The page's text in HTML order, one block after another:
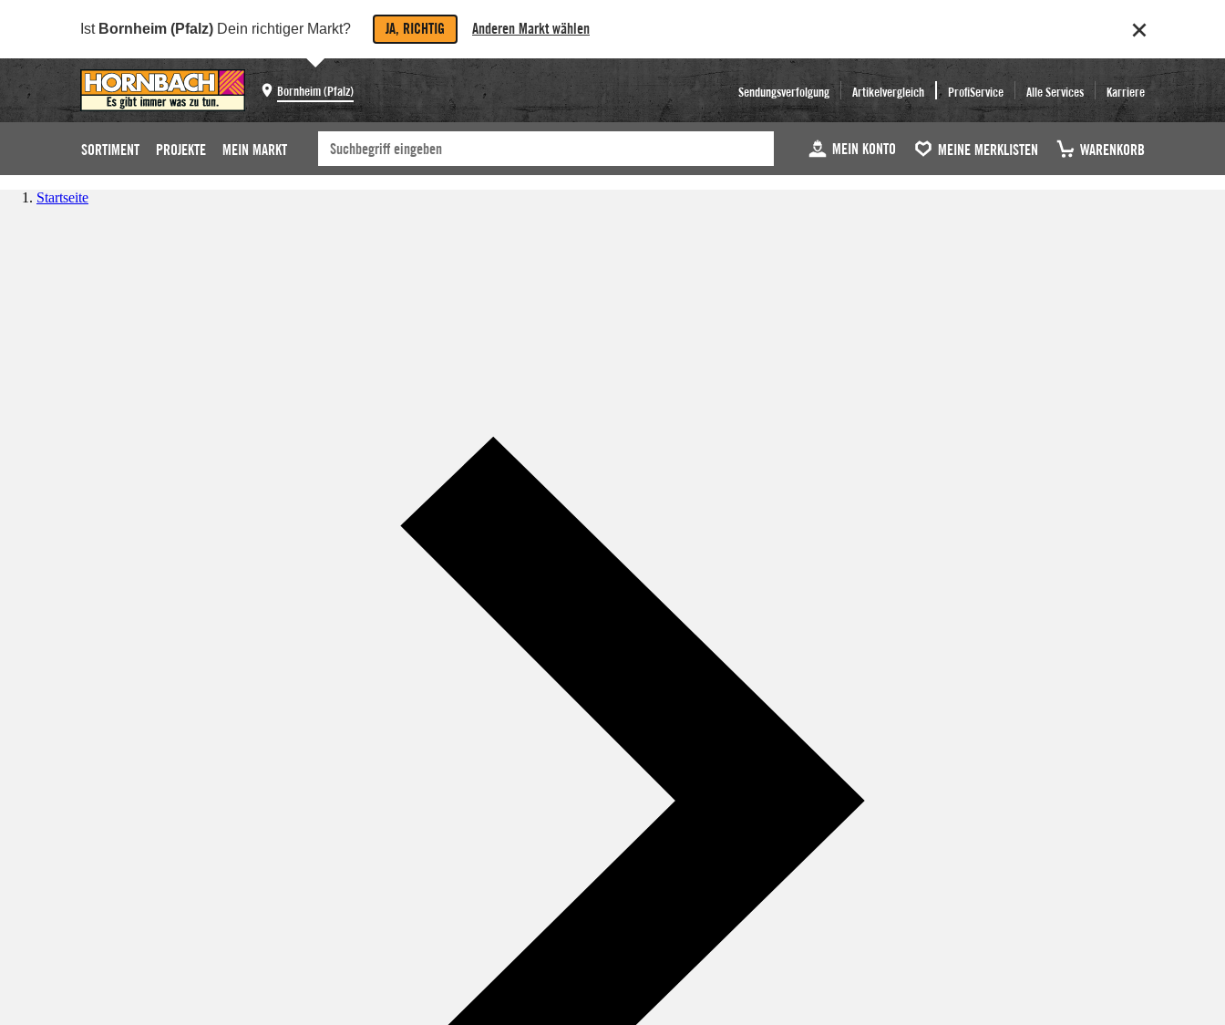
Ist Bornheim (Pfalz) Dein richtiger Markt? JA, RICHTIG Anderen Markt wählen
Bornheim (Pfalz) Sendungsverfolgung Artikelvergleich ProfiService Alle Services Karriere
SORTIMENT PROJEKTE MEIN MARKT MEIN KONTO MEINE MERKLISTEN WARENKORB
Startseite